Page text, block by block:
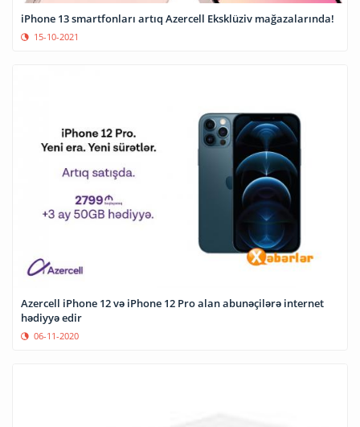
iPhone 13 smartfonları artıq Azercell Eksklüziv mağazalarında!
15-10-2021
Azercell iPhone 12 və iPhone 12 Pro alan abunəçilərə internet
hədiyyə edir
06-11-2020